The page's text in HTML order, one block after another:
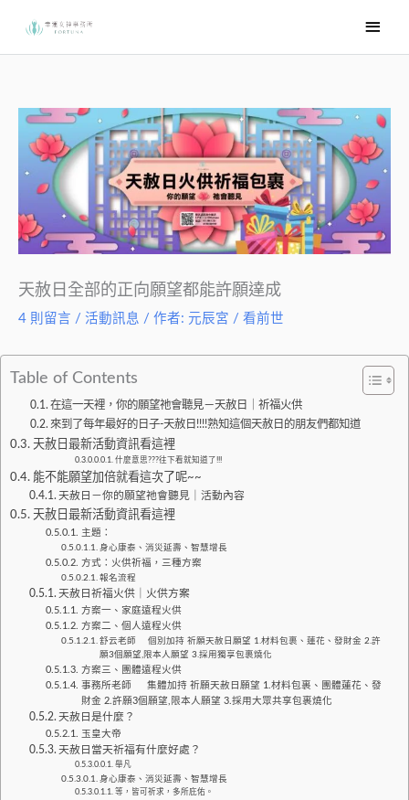
要
單
天赦日全部的正向願望都能許願達成
4 則留言 / 活動訊息 / 作者: 元辰宮 / 看前世
Table of Contents
在這一天裡，你的願望祂會聽見－天赦日｜祈福火供
來到了每年最好的日子-天赦日!!!!熟知這個天赦日的朋友們都知道
天赦日最新活動資訊看這裡
什麼意思???往下看就知道了!!!
能不能願望加倍就看這次了呢~~
天赦日－你的願望祂會聽見｜活動內容
天赦日最新活動資訊看這裡
主題：
身心康泰、消災延壽、智慧增長
方式：火供祈福，三種方案
報名流程
天赦日祈福火供｜火供方案
方案一、家庭遠程火供
方案二、個人遠程火供
舒云老師 個別加持 祈願天赦日願望 1.材料包裹、蓮花、發財金 2.許
願3個願望,限本人願望 3.採用獨享包裹燒化
方案三、團體遠程火供
事務所老師 集體加持 祈願天赦日願望 1.材料包裹、團體蓮花、發
財金 2.許願3個願望,限本人願望 3.採用大眾共享包裹燒化
天赦日是什麼？
玉皇大帝
天赦日當天祈福有什麼好處？
舉凡
身心康泰、消災延壽、智慧增長
等，皆可祈求，多所庇佑。